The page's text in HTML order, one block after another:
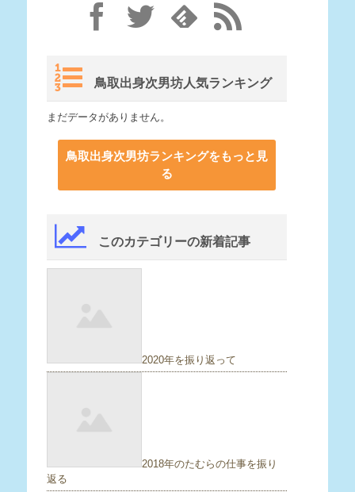
鳥取出身次男坊人気ランキング
まだデータがありません。
鳥取出身次男坊ランキングをもっと見
る
このカテゴリーの新着記事
2020年を振り返って
2018年のたむらの仕事を振り
返る